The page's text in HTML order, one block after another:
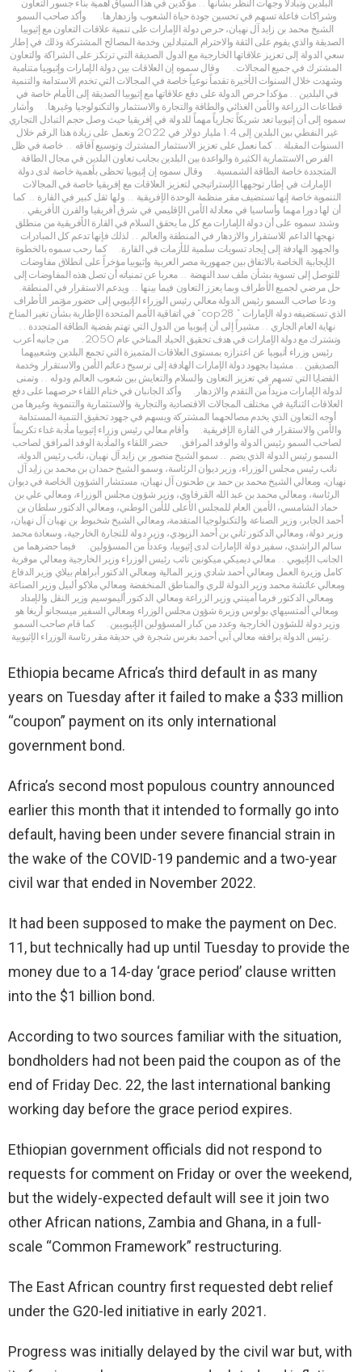
البلدين وتبادلا وجهات النظر بشأنها .. مؤكدين في هذا السياق أهمية بناء جسور التعاون
وشراكات فاعلة تسهم في تحسين جودة حياة الشعوب وازدهارها. وأكد صاحب السمو
الشيخ محمد بن زايد آل نهيان، حرص دولة الإمارات على تنمية علاقات التعاون مع إثيوبيا
الصديقة والذي يقوم على الثقة والاحترام المتبادلين وخدمة المصالح المشتركة وذلك في إطار
سعي الدولة إلى تعزيز علاقاتها الخارجية مع الدول الصديقة التي ترتكز على الشراكة والتعاون
المشترك في جميع المجالات. وقال سموه إن العلاقات بين دولة الإمارات وإثيوبيا متنامية
وشهدت خلال السنوات الأخيرة تقدماً نوعياً خاصة في المجالات التي تخدم الاستدامة والتنمية
في البلدين .. مؤكدا حرص الدولة على دفع علاقاتها مع إثيوبيا الصديقة إلى الأمام خاصة في
قطاعات الزراعة والأمن الغذائي والطاقة والتجارة والاستثمار والتكنولوجيا وغيرها. وأشار
سموه إلى أن إثيوبيا تعد شريكاً تجارياً مهماً للدولة في إفريقيا حيث وصل حجم التبادل التجاري
غير النفطي بين البلدين إلى 1.4 مليار دولار في 2022 ونعمل على زيادة هذا الرقم خلال
السنوات المقبلة .. كما نعمل على تعزيز الاستثمار المشترك وتوسيع آفاقه .. خاصة في ظل
الفرص الاستثمارية الكثيرة والواعدة بين البلدين بجانب تعاون البلدين في مجال الطاقة
المتجددة خاصة الطاقة الشمسية. وقال سموه إن إثيوبيا تحظى بأهمية خاصة لدى دولة
الإمارات في إطار توجهها الإستراتيجي لتعزيز العلاقات مع إفريقيا خاصة في المجالات
التنموية خاصة إنها تستضيف مقر منظمة الوحدة الإفريقية .. ولها ثقل كبير في القارة .. كما
أن لها دورا مهما وأساسيا في معادلة الأمن الإقليمي في شرق أفريقيا والقرن الأفريقي .
وشدد سموه على أن دولة الإمارات مع كل ما يحقق السلام في القارة الأفريقية من منطلق
نهجها الداعم للاستقرار والازدهار في المنطقة والعالم .. لذلك فإنها تدعم كل المبادرات
والجهود الهادفة إلى إيجاد تسويات سلمية للأزمات في القارة. كما رحب سموه بالخطوة
الإيجابية الخاصة بالاتفاق بين جمهورية مصر العربية وإثيوبيا مؤخراً على انطلاق مفاوضات
للتوصل إلى تسوية بشأن ملف سد النهضة .. معربا عن تمنياته أن تصل هذه المفاوضات إلى
حل مرضي لجميع الأطراف وبما يعزز التعاون فيما بينها .. ويدعم الاستقرار في المنطقة.
ودعا صاحب السمو رئيس الدولة معالي رئيس الوزراء الإثيوبي إلى حضور مؤتمر الأطراف
في اتفاقية الأمم المتحدة الإطارية بشأن تغير المناخ “cop28 ” الذي تستضيفه دولة الإمارات
نهاية العام الجاري .. مشيراً إلى أن إثيوبيا من الدول التي تهتم بقضية الطاقة المتجددة ..
وتشترك مع دولة الإمارات في هدف تحقيق الحياد المناخي عام 2050. من جانبه أعرب
رئيس وزراء أثيوبيا عن اعتزازه بمستوى العلاقات المتميزة التي تجمع البلدين وشعبيهما
الصديقين .. مشيدا بجهود دولة الإمارات الهادفة إلى ترسيخ دعائم الأمن والاستقرار وخدمة
القضايا التي تسهم في تعزيز التعاون والسلام والتعايش بين شعوب العالم ودوله .. وتمنى
لدولة الإمارات مزيداً من التقدم والازدهار. وأكد الجانبان في ختام اللقاء حرصهما على دفع
العلاقات الثنائية في مختلف المجالات الاقتصادية والتجارية والاستثمارية والتنموية وغيرها من
أوجه التعاون الذي يخدم مصالحهما المشتركة ويسهم في جهود تحقيق التنمية المستدامة
والأمن والاستقرار في القارة الإفريقية. وأقام معالي رئيس وزراء إثيوبيا مأدبة غداء تكريماً
لصاحب السمو رئيس الدولة والوفد المرافق. حضر اللقاء والمأدبة الوفد المرافق لصاحب
السمو رئيس الدولة الذي يضم .. سمو الشيخ منصور بن زايد آل نهيان، نائب رئيس الدولة،
نائب رئيس مجلس الوزراء، وزير ديوان الرئاسة، وسمو الشيخ حمدان بن محمد بن زايد آل
نهيان، ومعالي الشيخ محمد بن حمد بن طحنون آل نهيان، مستشار الشؤون الخاصة في ديوان
الرئاسة، ومعالي محمد بن عبد الله القرقاوي، وزير شؤون مجلس الوزراء، ومعالي علي بن
حماد الشامسي، الأمين العام للمجلس الأعلى للأمن الوطني، ومعالي الدكتور سلطان بن
أحمد الجابر، وزير الصناعة والتكنولوجيا المتقدمة، ومعالي الشيخ شخبوط بن نهيان آل نهيان،
وزير دولة، ومعالي الدكتور ثاني بن أحمد الزيودي، وزير دولة للتجارة الخارجية، وسعادة محمد
سالم الراشدي، سفير دولة الإمارات لدى إثيوبيا، وعدداً من المسؤولين. فيما حضرهما من
الجانب الإثيوبي .. معالي ديميكي ميكونين نائب رئيس الوزراء وزير الخارجية ومعالي موفرية
كامل وزيرة العمل ومعالي أحمد شادي وزير المالية ومعالي الدكتور أبراهام بيلاي وزير الدفاع
ومعالي عائشة محمد وزير الدولة للري والمناطق المنخفضة ومعالي ملاكو ألبيل وزير الصناعة
ومعالي الدكتور فرما أمينتي وزير الزراعة ومعالي الدكتور أليموسيم وزير النقل والإمداد
ومعالي ألمتسيهاي بولوس وزيرة شؤون مجلس الوزراء ومعالي السفير ميسجانو أريغا هو
وزير دولة للشؤون الخارجية وعدد من كبار المسؤولين الإثيوبيين. كما قام صاحب السمو
رئيس الدولة يرافقه معالي آبي أحمد بغرس شجرة في حديقة مقر رئاسة الوزراء الإثيوبية.
Ethiopia became Africa’s third default in as many
years on Tuesday after it failed to make a $33 million
“coupon” payment on its only international
government bond.
Africa’s second most populous country announced
earlier this month that it intended to formally go into
default, having been under severe financial strain in
the wake of the COVID-19 pandemic and a two-year
civil war that ended in November 2022.
It had been supposed to make the payment on Dec.
11, but technically had up until Tuesday to provide the
money due to a 14-day ‘grace period’ clause written
into the $1 billion bond.
According to two sources familiar with the situation,
bondholders had not been paid the coupon as of the
end of Friday Dec. 22, the last international banking
working day before the grace period expires.
Ethiopian government officials did not respond to
requests for comment on Friday or over the weekend,
but the widely-expected default will see it join two
other African nations, Zambia and Ghana, in a full-
scale “Common Framework” restructuring.
The East African country first requested debt relief
under the G20-led initiative in early 2021.
Progress was initially delayed by the civil war but, with